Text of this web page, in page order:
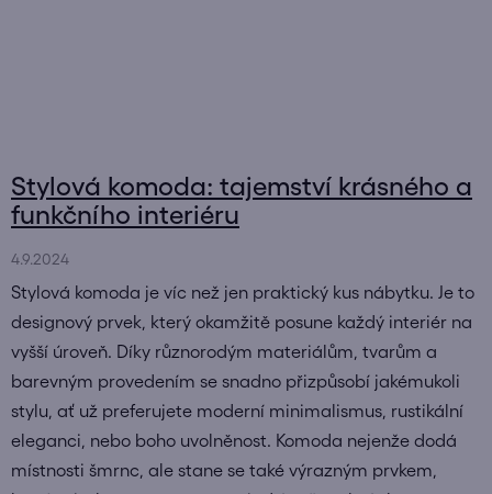
Stylová komoda: tajemství krásného a
funkčního interiéru
4.9.2024
Stylová komoda je víc než jen praktický kus nábytku. Je to
designový prvek, který okamžitě posune každý interiér na
vyšší úroveň. Díky různorodým materiálům, tvarům a
barevným provedením se snadno přizpůsobí jakémukoli
stylu, ať už preferujete moderní minimalismus, rustikální
eleganci, nebo boho uvolněnost. Komoda nejenže dodá
místnosti šmrnc, ale stane se také výrazným prvkem,